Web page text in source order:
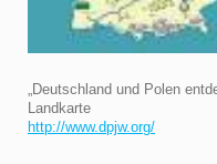
„Deutschland und Polen
Landkarte
http://www.dpjw.org/